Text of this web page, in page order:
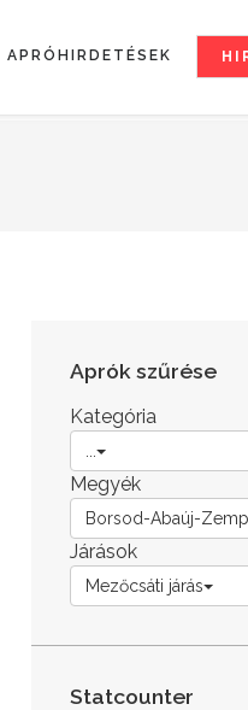
APRÓHIRDETÉSEK
Aprók szűrése
Kategória
Megyék
Borsod-Abaúj-
Járások
Mezőcsáti járás
Statcounter